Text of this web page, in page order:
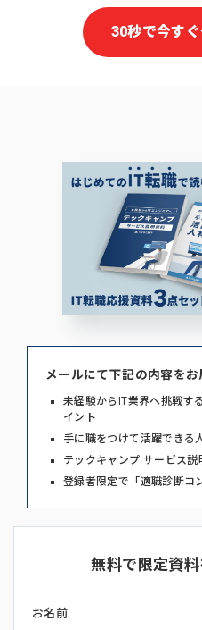
30秒で今す
メールにて下記の内容を
未経験からIT業界へ挑戦す
イント
手に職をつけて活躍できる
テックキャンプ サービス説
登録者限定で「適職診断コ
無料で限定資
お名前